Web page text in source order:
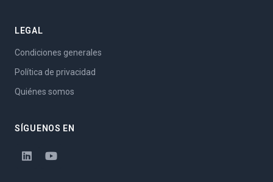
LEGAL
Condiciones generales
Política de privacidad
Quiénes somos
SÍGUENOS EN